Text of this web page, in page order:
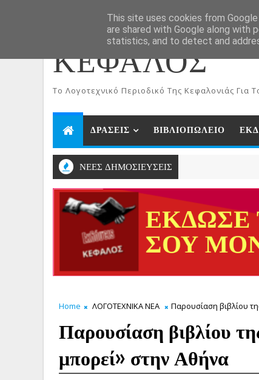
ΚΕΦΑΛΟΣ
To Λογοτεχνικό Περιοδικό Της Κεφαλονιάς Για
ΔΡΑΣΕΙΣ ΒΙΒΛΙΟΠΩΛΕΙΟ
ΝΕΕΣ ΔΗΜΟΣΙΕΥΣΕΙΣ
Home ΛΟΓΟΤΕΧΝΙΚΑ ΝΕΑ Παρουσίαση βιβλίου
Παρουσίαση βιβλίου
μπορεί» στην Αθήνα
This site uses cookies from
are shared with Google along with
statistics, and to detect and